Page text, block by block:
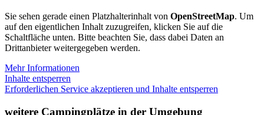
Sie sehen gerade einen Platzhalterinhalt von OpenStreetMap. Um
auf den eigentlichen Inhalt zuzugreifen, klicken Sie auf die
Schaltfläche unten. Bitte beachten Sie, dass dabei Daten an
Drittanbieter weitergegeben werden.
Mehr Informationen
Inhalte entsperren
Erforderlichen Service akzeptieren und Inhalte entsperren
weitere Campingplätze in der Umgebung